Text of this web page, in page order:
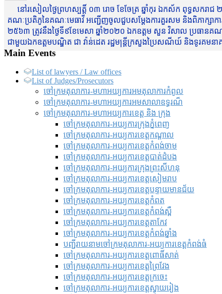
នៅរសៀលថ្ងៃព្រហស្បត្តិ៍ ០៣ រោច ខែចែត្រ ឆ្នាំកុរ ឯកស័ក ពុទ្ធសករាជ
គណៈប្រតិភូនៃគណៈមេធាវី អញ្ជើញចូលជួបសម្តែងការគួរសម និងពិភាក្សាកា
២៥៦៣ ត្រូវនឹងថ្ងៃទី៩ខែមេសា ឆ្នាំ២០២០ ឯកឧត្តម សួន វិសាល ប្រធានគណ
ជាមួយឯកឧត្តមបណ្ឌិត ជា វ៉ាន់ដេត រដ្ឋមន្រ្តីក្រសួងប្រៃសណីយ៍ និងទូរគ
Main Events
List of lawyers / Law offices
List of Judges/Prosecutors
ចៅក្រមតុលាការ-មហាអយ្យការអមតុលាការកំពូល
ចៅក្រមតុលាការ-មហាអយ្យការអមសាលាឧទ្ធរណ៏
ចៅក្រមតុលាការ-មហាអយ្យការខេត្ត និង ក្រុង
ចៅក្រមតុលាការ-អយ្យការក្រុងភ្នំពេញ
ចៅក្រមតុលាការ-អយ្យការខេត្តកណ្តាល
ចៅក្រមតុលាការ-អយ្យការខេត្តកំពង់ចាម
ចៅក្រមតុលាការ-អយ្យការខេត្តបាត់ដំបង
ចៅក្រមតុលាការ-អយ្យការ​ក្រុងព្រះសីហនុ
ចៅក្រមតុលាការ-អយ្យការខេត្តសៀមរាប
ចៅក្រមតុលាការ-អយ្យការខេត្តបន្ទាយមានជ័យ
ចៅក្រមតុលាការ-អយ្យការខេត្តកំពត
ចៅក្រមតុលាការ-អយ្យការខេត្តកំពង់ស្ពឺ
ចៅក្រមតុលាការ-អយ្យការខេត្តតាកែវ
ចៅក្រមតុលាការ-អយ្យការខេត្តកំពង់ឆ្នាំង
បញ្ជីរាយនាមចៅក្រមតុលាការ-អយ្យការខេត្តកំពង់ធំ
ចៅក្រមតុលាការ-អយ្យការខេត្តពោធិ៍សាត់
ចៅក្រមតុលាការ-អយ្យការខេត្តព្រៃវែង
ចៅក្រមតុលាការ-អយ្យការខេត្តក្រចេះ
ចៅក្រមតុលាការ-អយ្យការខេត្តស្វាយរៀង